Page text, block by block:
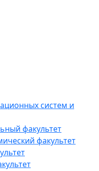
систем и
факультет
факультет